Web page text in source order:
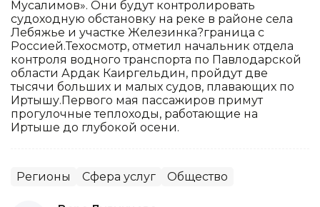
Мусалимов». Они будут контролировать
судоходную обстановку на реке в районе села
Лебяжье и участке Железинка?граница с
Россией.Техосмотр, отметил начальник отдела
контроля водного транспорта по Павлодарской
области Ардак Каиргельдин, пройдут две
тысячи больших и малых судов, плавающих по
Иртышу.Первого мая пассажиров примут
прогулочные теплоходы, работающие на
Иртыше до глубокой осени.
Регионы Сфера услуг Общество